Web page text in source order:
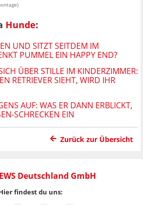
Hunde:
UND SITZT SEITDEM IM
PUMMEL EIN HAPPY END?
ÜBER STILLE IM KINDERZIMMER:
RETRIEVER SIEHT, WIRD IHR
AUF: WAS ER DANN ERBLICKT,
SCHRECKEN EIN
Zurück zur Übersicht
Deutschland GmbH
findest du uns: